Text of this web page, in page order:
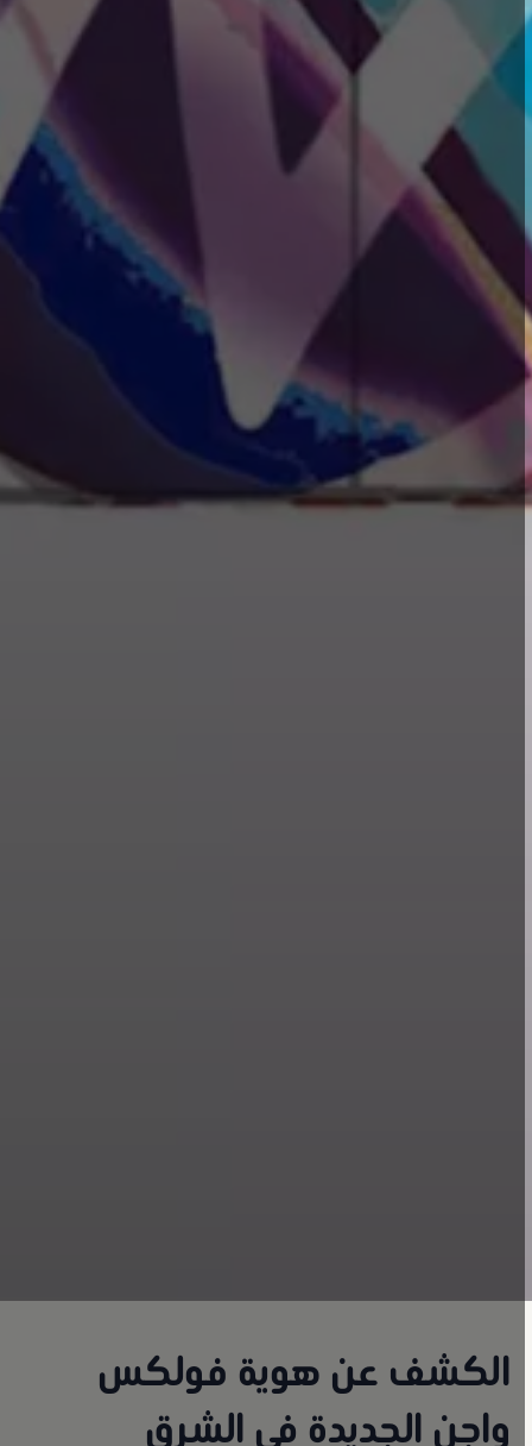
الكشف عن هوية فولكس
واجن الجديدة في الشرق